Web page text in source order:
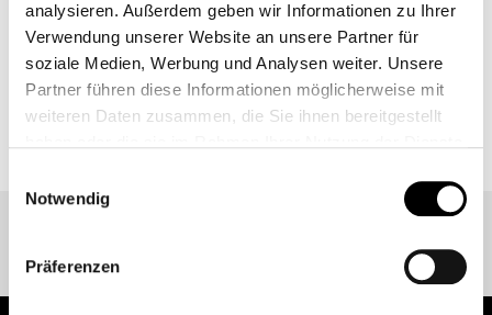
analysieren. Außerdem geben wir Informationen zu Ihrer
Verwendung unserer Website an unsere Partner für
soziale Medien, Werbung und Analysen weiter. Unsere
Partner führen diese Informationen möglicherweise mit
weiteren Daten zusammen, die Sie ihnen bereitgestellt
Weitere Informationen finden Sie unter
Datenschutz
Notwendig
Präferenzen
ZURÜCK ZUR EVENT ÜBERSICHT